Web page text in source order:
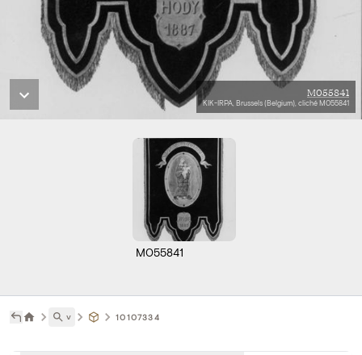
M055841
KIK-IRPA, Brussels (Belgium), cliché M055841
M055841
˅ 10107334